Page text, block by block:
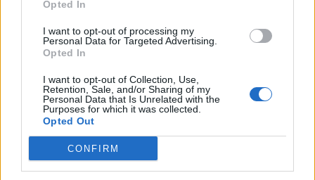
Opted In
I want to opt-out of processing my
Personal Data for Targeted Advertising.
Opted In
I want to opt-out of Collection, Use,
Retention, Sale, and/or Sharing of my
Personal Data that Is Unrelated with the
Purposes for which it was collected.
Opted Out
CONFIRM
ΠΑΜΕ ΣΤΟΙΧΗΜΑ: Περισσότερα από
μοίρασε τον Ιούλιο
SHOWBIZ
Χρηστίδου: Με το απόλυτο little
black dress και πάει το summer
elegance σε άλλο επίπεδο
Τι είναι το «σύννεφο φωτιάς» -pyrocumulus ή
πυροσωρείτης: Δείτε βίντεο της πυρκαγιάς στον